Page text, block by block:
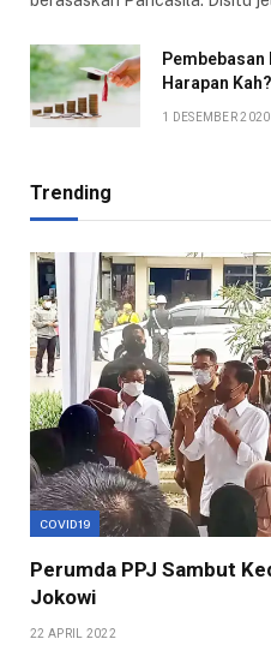
Harapan Kah?
1 DESEMBER 2020
Trending
COVID19
Perumda PPJ Sambut
Jokowi
22 APRIL 2022